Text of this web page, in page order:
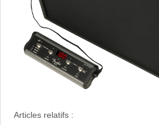
Articles relatifs :